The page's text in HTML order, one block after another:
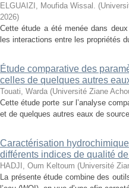
ELGUAIZI, Moufida Wissal. (
2026)
Cette étude a été menée dans
les interactions entre les propriétés
Étude comparative des
celles de quelques autres
Touati, Warda (Université Ziane
Cette étude porte sur l’analyse
et de quelques autres eaux de
Caractérisation
différents indices de qualité
HADJI, Oum Keltoum (Université
La présente étude combine des